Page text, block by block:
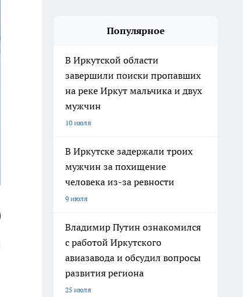
Популярное
В Иркутской области
завершили поиски пропавших
на реке Иркут мальчика и двух
мужчин
10 июля
В Иркутске задержали троих
мужчин за похищение
человека из-за ревности
9 июля
Владимир Путин ознакомился
с работой Иркутского
авиазавода и обсудил вопросы
развития региона
25 июля